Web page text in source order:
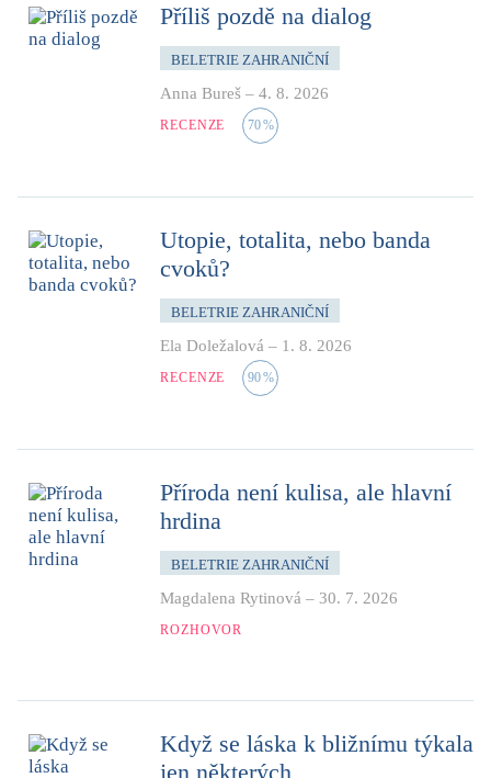
Příliš pozdě na dialog
BELETRIE ZAHRANIČNÍ
Anna Bureš – 4. 8. 2026
RECENZE 70%
Utopie, totalita, nebo banda
cvoků?
BELETRIE ZAHRANIČNÍ
Ela Doležalová – 1. 8. 2026
RECENZE 90%
Příroda není kulisa, ale hlavní
hrdina
BELETRIE ZAHRANIČNÍ
Magdalena Rytinová – 30. 7. 2026
ROZHOVOR
Když se láska k bližnímu týkala
jen některých